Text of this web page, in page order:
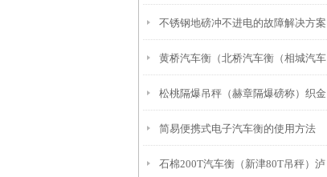
不锈钢地磅冲不进电的故障解决方案
黄桥汽车衡（北桥汽车衡（相城汽车
衡）元和汽车衡）太平汽车衡维修
松桃隔爆吊秤（赫章隔爆磅称）织金
隔爆衡器）正安隔爆称维修
简易便携式电子汽车衡的使用方法
石棉200T汽车衡（新津80T吊秤）泸